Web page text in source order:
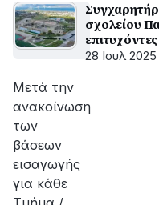
σχολείου
28 Ιουλ 2025
Μετά την
ανακοίνωση
των
βάσεων
εισαγωγής
για κάθε